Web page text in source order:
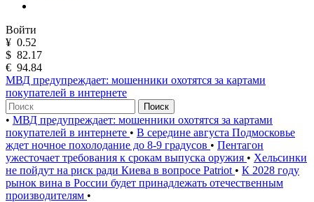
Войти
¥ 0.52
$ 82.17
€ 94.84
МВД предупреждает: мошенники охотятся за картами
покупателей в интернете
Поиск
• МВД предупреждает: мошенники охотятся за картами
покупателей в интернете • В середине августа Подмосковье
ждет ночное похолодание до 8-9 градусов • Пентагон
ужесточает требования к срокам выпуска оружия • Хельсинки
не пойдут на риск ради Киева в вопросе Patriot • К 2028 году
рынок вина в России будет принадлежать отечественным
производителям •